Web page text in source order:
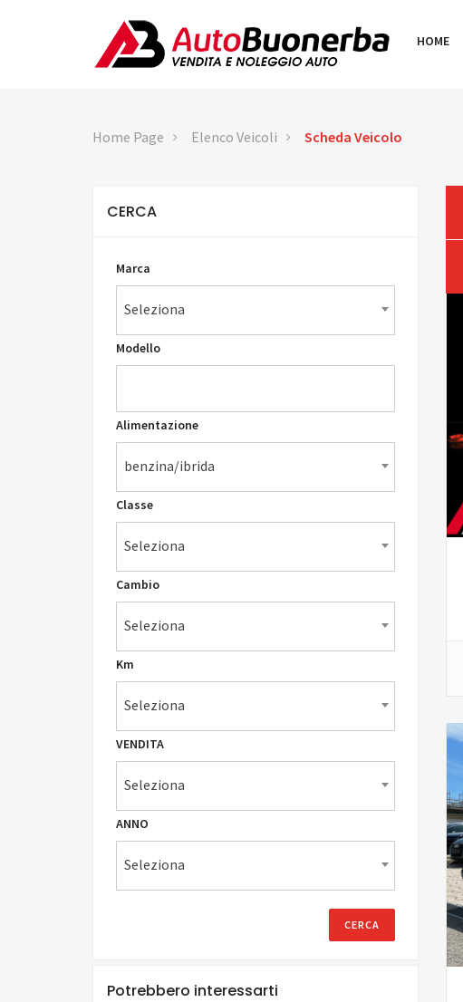
HOME
Home Page Elenco Veicoli Scheda Veicolo
CERCA
Marca
Seleziona
Modello
Alimentazione
benzina/ibrida
Classe
Seleziona
Cambio
Seleziona
Km
Seleziona
VENDITA
Seleziona
ANNO
Seleziona
Potrebbero interessarti